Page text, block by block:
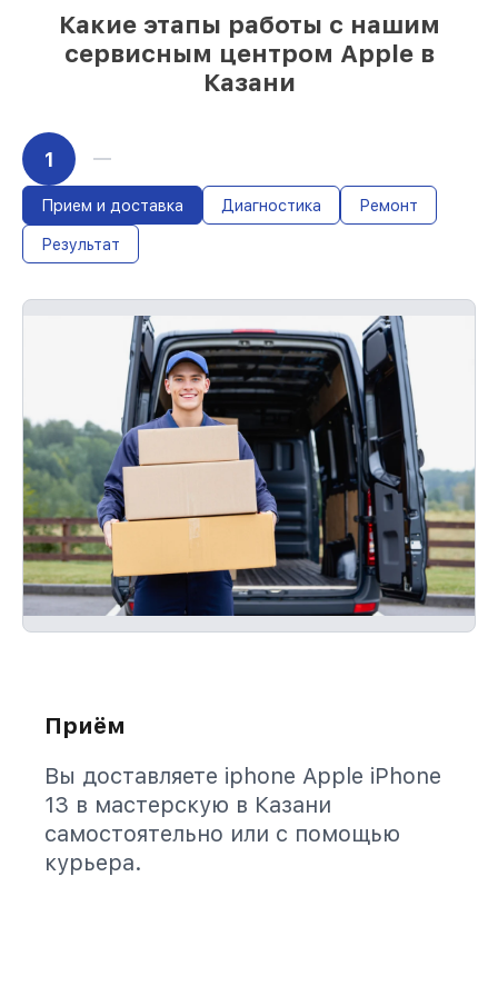
Какие этапы работы с нашим
сервисным центром Apple в
Казани
1
Прием и доставка Диагностика Ремонт
Результат
Приём
Вы доставляете iphone Apple iPhone
13 в мастерскую в Казани
самостоятельно или с помощью
курьера.